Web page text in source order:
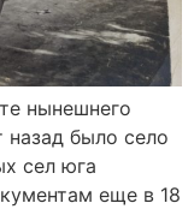
нынешнего
было село
сел юга
еще в 18